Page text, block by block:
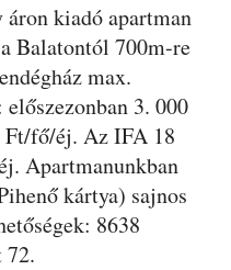
áron kiadó apartman
Balatontól 700m-re
max.
3. 000
Ft/fő/éj. Az IFA 18
Apartmanunkban
kártya) sajnos
8638
72.